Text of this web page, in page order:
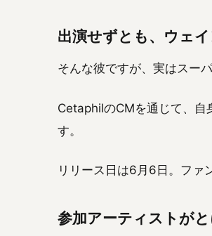
出演せずとも、ウェ
そんな彼ですが、実はスー
CetaphilのCMを通じて、自
す。
リリース日は6月6日。ファ
参加アーティストが